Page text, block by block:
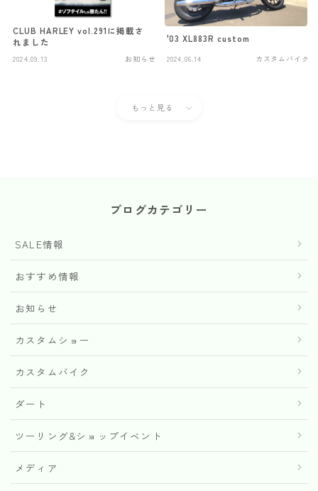
CLUB HARLEY vol.291に掲載さ
れました
2024.09.13 お知らせ
'03 XL883R custom
2024.06.14 カスタムバイク
もっと見る
ブログカテゴリー
SALE情報
おすすめ情報
お知らせ
カスタムショー
カスタムバイク
ダート
ツーリング&ショップイベント
メディア